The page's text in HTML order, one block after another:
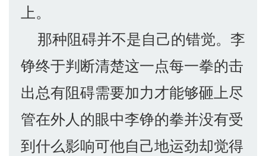
上。
那种阻碍并不是自己的错觉。李
铮终于判断清楚这一点每一拳的击
出总有阻碍需要加力才能够砸上尽
管在外人的眼中李铮的拳并没有受
到什么影响可他自己地运劲却觉得